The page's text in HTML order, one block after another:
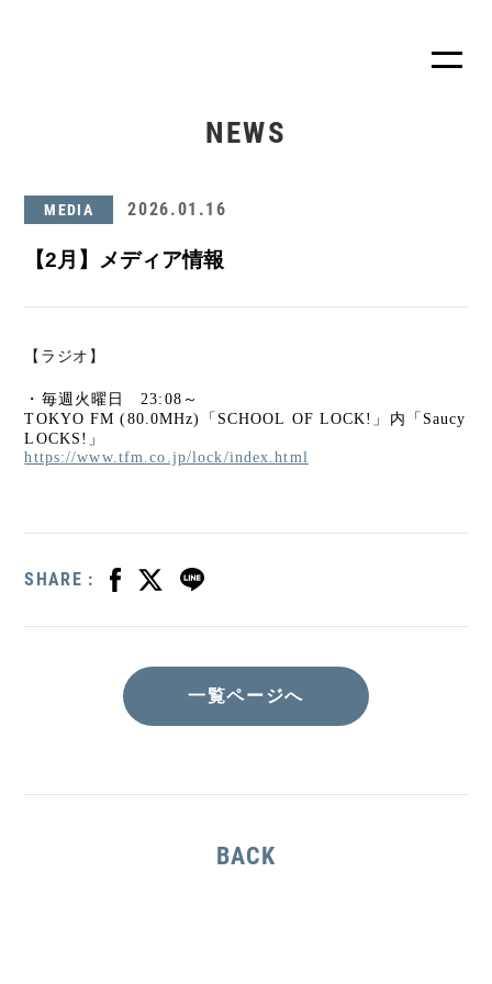
NEWS
MEDIA 2026.01.16
【2月】メディア情報
【ラジオ】
・毎週火曜日 23:08～
TOKYO FM (80.0MHz)「SCHOOL OF LOCK!」内「Saucy
LOCKS!」
https://www.tfm.co.jp/lock/index.html
SHARE :
一覧ページへ
BACK